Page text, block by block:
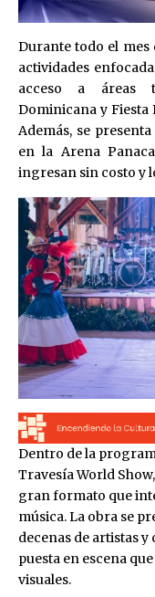
Durante todo el
actividades
acceso a áreas
Dominicana y Fiesta
Además, se
en la Arena
ingresan sin costo y
Dentro de la
Travesía World
gran formato que
música. La obra se
decenas de artistas
puesta en escena
visuales.